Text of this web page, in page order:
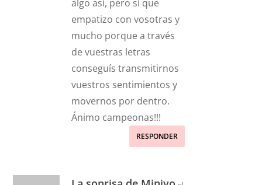
algo así, pero sí que
empatizo con vosotras y
mucho porque a través
de vuestras letras
conseguís transmitirnos
vuestros sentimientos y
movernos por dentro.
Ánimo campeonas!!!
RESPONDER